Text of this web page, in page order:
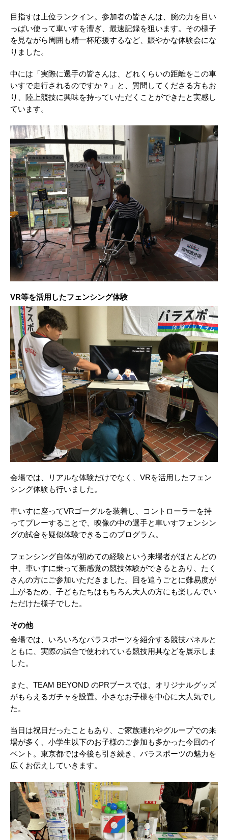
目指すは上位ランクイン。参加者の皆さんは、腕の力を目い
っぱい使って車いすを漕ぎ、最速記録を狙います。その様子
を見ながら周囲も精一杯応援するなど、賑やかな体験会にな
りました。
中には「実際に選手の皆さんは、どれくらいの距離をこの車
いすで走行されるのですか？」と、質問してくださる方もお
り、陸上競技に興味を持っていただくことができたと実感し
ています。
VR等を活用したフェンシング体験
会場では、リアルな体験だけでなく、VRを活用したフェン
シング体験も行いました。
車いすに座ってVRゴーグルを装着し、コントローラーを持
ってプレーすることで、映像の中の選手と車いすフェンシン
グの試合を疑似体験できるこのプログラム。
フェンシング自体が初めての経験という来場者がほとんどの
中、車いすに乗って新感覚の競技体験ができるとあり、たく
さんの方にご参加いただきました。回を追うごとに難易度が
上がるため、子どもたちはもちろん大人の方にも楽しんでい
ただけた様子でした。
その他
会場では、いろいろなパラスポーツを紹介する競技パネルと
ともに、実際の試合で使われている競技用具などを展示しま
した。
また、TEAM BEYOND のPRブースでは、オリジナルグッズ
がもらえるガチャを設置。小さなお子様を中心に大人気でし
た。
当日は祝日だったこともあり、ご家族連れやグループでの来
場が多く、小学生以下のお子様のご参加も多かった今回のイ
ベント。東京都では今後も引き続き、パラスポーツの魅力を
広くお伝えしていきます。